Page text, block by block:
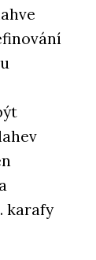
karafy